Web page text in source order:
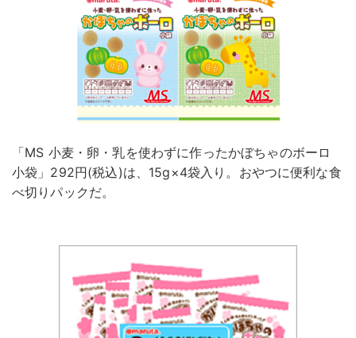
「MS 小麦・卵・乳を使わずに作ったかぼちゃのボーロ
小袋」292円(税込)は、15g×4袋入り。おやつに便利な食
べ切りパックだ。